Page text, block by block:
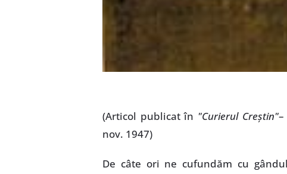
(Articol publicat în "Curierul Creştin"
nov. 1947)
De câte ori ne cufundăm cu